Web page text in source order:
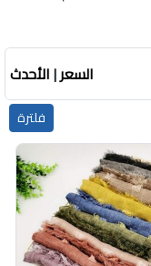
السعر|الأحدث
فلترة